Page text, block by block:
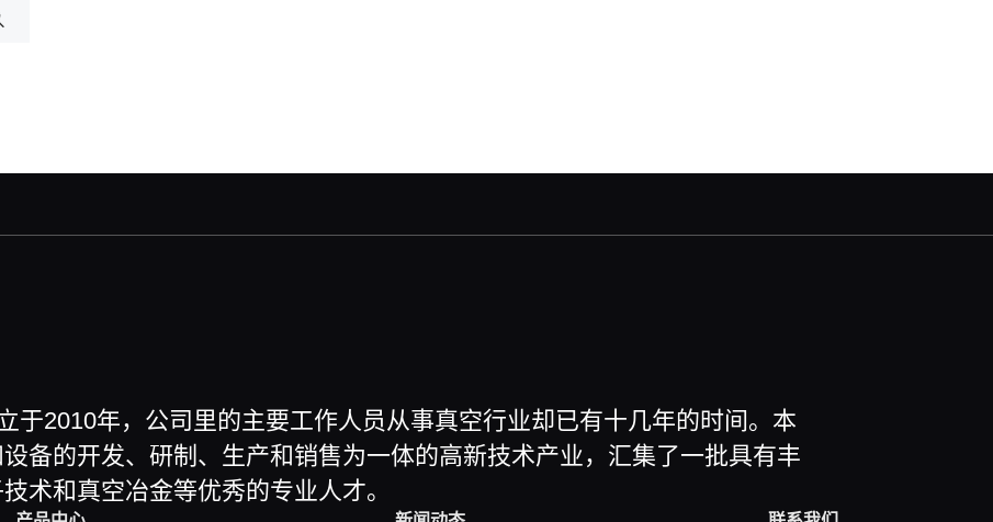
于2010年，公司里的主要工作人员从事真空行业却已有十几年的时间。本
备的开发、研制、生产和销售为一体的高新技术产业，汇集了一批具有丰
术和真空冶金等优秀的专业人才。